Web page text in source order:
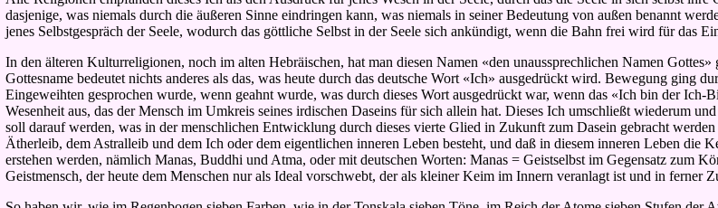
dasjenige, was niemals durch die äußeren Sinne eindringen kann, was niemals in seiner Bedeutung von außen benannt
jenes Selbstgespräch der Seele, wodurch das göttliche Selbst in der Seele sich ankündigt, wenn die Bahn frei wird für das
In den älteren Kulturreligionen, noch im alten Hebräischen, hat man diesen Namen «den unaussprechlichen Namen
Gottesname bedeutet nichts anderes als das, was heute durch das deutsche Wort «Ich» ausgedrückt wird. Bewegung ging
Eingeweihten gesprochen wurde, wenn geahnt wurde, was durch dieses Wort ausgedrückt war, wenn das «Ich bin der
Wesenheit aus, das der Mensch im Umkreis seines irdischen Daseins für sich allein hat. Dieses Ich umschließt wiederum
soll darauf werden, was in der menschlichen Entwicklung durch dieses vierte Glied in Zukunft zum Dasein gebracht
Ätherleib, dem Astralleib und dem Ich oder dem eigentlichen inneren Leben besteht, und daß in diesem inneren Leben
erstehen werden, nämlich Manas, Buddhi und Atma, oder mit deutschen Worten: Manas = Geistselbst im Gegensatz zum
Geistmensch, der heute dem Menschen nur als Ideal vorschwebt, der als kleiner Keim im Innern veranlagt ist und in ferner